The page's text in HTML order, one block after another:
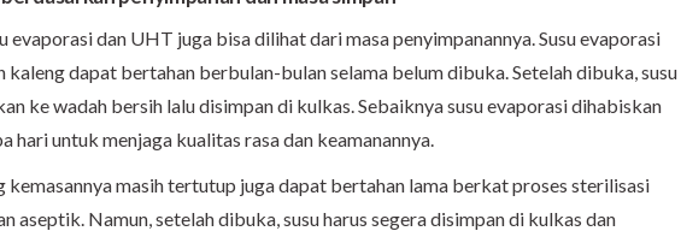
evaporasi dan UHT juga bisa dilihat dari masa penyimpanannya. Susu evaporasi
kaleng dapat bertahan berbulan-bulan selama belum dibuka. Setelah dibuka, susu
ke wadah bersih lalu disimpan di kulkas. Sebaiknya susu evaporasi dihabiskan
hari untuk menjaga kualitas rasa dan keamanannya.
kemasannya masih tertutup juga dapat bertahan lama berkat proses sterilisasi
aseptik. Namun, setelah dibuka, susu harus segera disimpan di kulkas dan